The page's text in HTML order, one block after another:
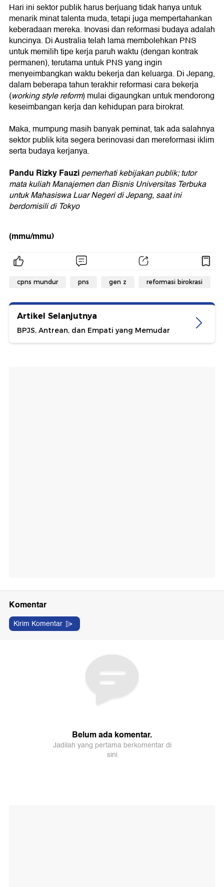
Hari ini sektor publik harus berjuang tidak hanya untuk
menarik minat talenta muda, tetapi juga mempertahankan
keberadaan mereka. Inovasi dan reformasi budaya adalah
kuncinya. Di Australia telah lama membolehkan PNS
untuk memilih tipe kerja paruh waktu (dengan kontrak
permanen), terutama untuk PNS yang ingin
menyeimbangkan waktu bekerja dan keluarga. Di Jepang,
dalam beberapa tahun terakhir reformasi cara bekerja
(working style reform) mulai digaungkan untuk mendorong
keseimbangan kerja dan kehidupan para birokrat.
Maka, mumpung masih banyak peminat, tak ada salahnya
sektor publik kita segera berinovasi dan mereformasi iklim
serta budaya kerjanya.
Pandu Rizky Fauzipemerhati kebijakan publik; tutor
mata kuliah Manajemen dan Bisnis Universitas Terbuka
untuk Mahasiswa Luar Negeri di Jepang, saat ini
berdomisili di Tokyo
(mmu/mmu)
cpns mundur pns gen z reformasi birokrasi
Artikel Selanjutnya
BPJS, Antrean, dan Empati yang Memudar